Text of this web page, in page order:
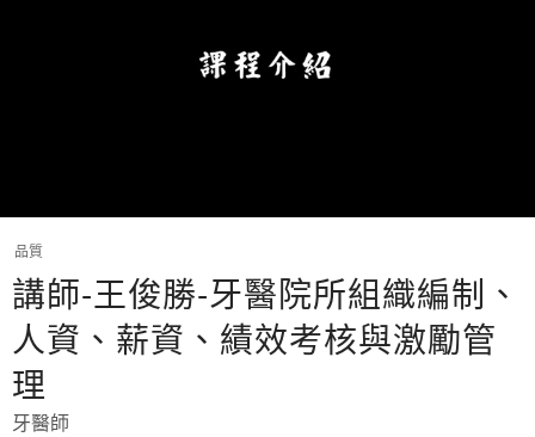
品質
講師-王俊勝-牙醫院所組織編制、
人資、薪資、績效考核與激勵管
理
牙醫師